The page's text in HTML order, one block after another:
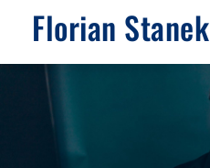
Florian Stanek